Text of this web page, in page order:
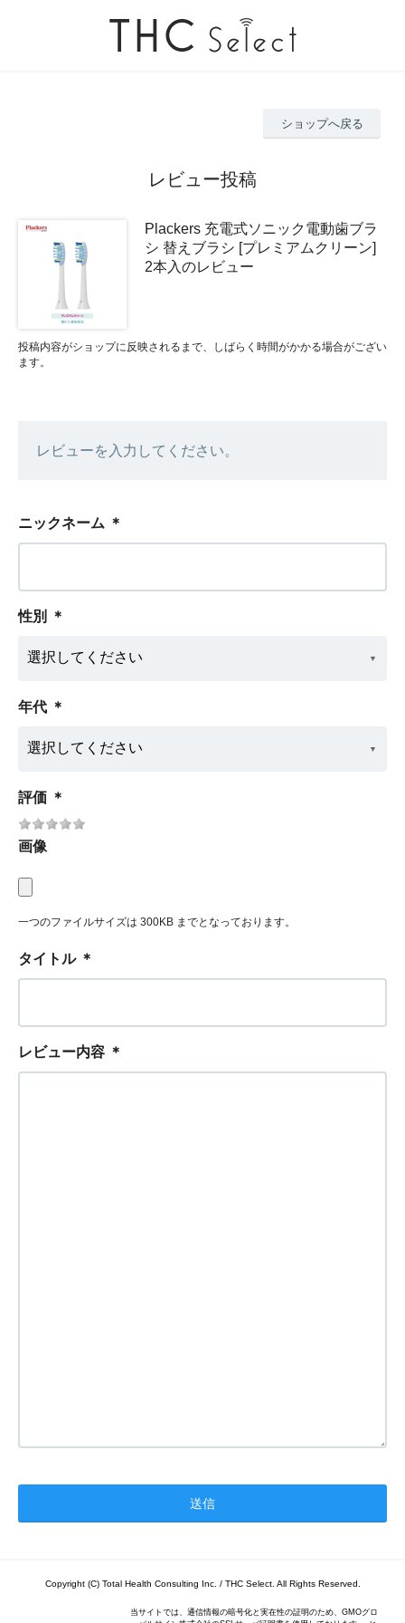
ショップへ戻る
レビュー投稿
Plackers 充電式ソニック電動歯ブラ
シ 替えブラシ [プレミアムクリーン]
2本入のレビュー
投稿内容がショップに反映されるまで、しばらく時間がかかる場合がござい
ます。
レビューを入力してください。
ニックネーム ＊
性別 ＊
年代 ＊
評価 ＊
画像
一つのファイルサイズは 300KB までとなっております。
タイトル ＊
レビュー内容 ＊
Copyright (C) Total Health Consulting Inc. / THC Select. All Rights Reserved.
当サイトでは、通信情報の暗号化と実在性の証明のため、GMOグロ